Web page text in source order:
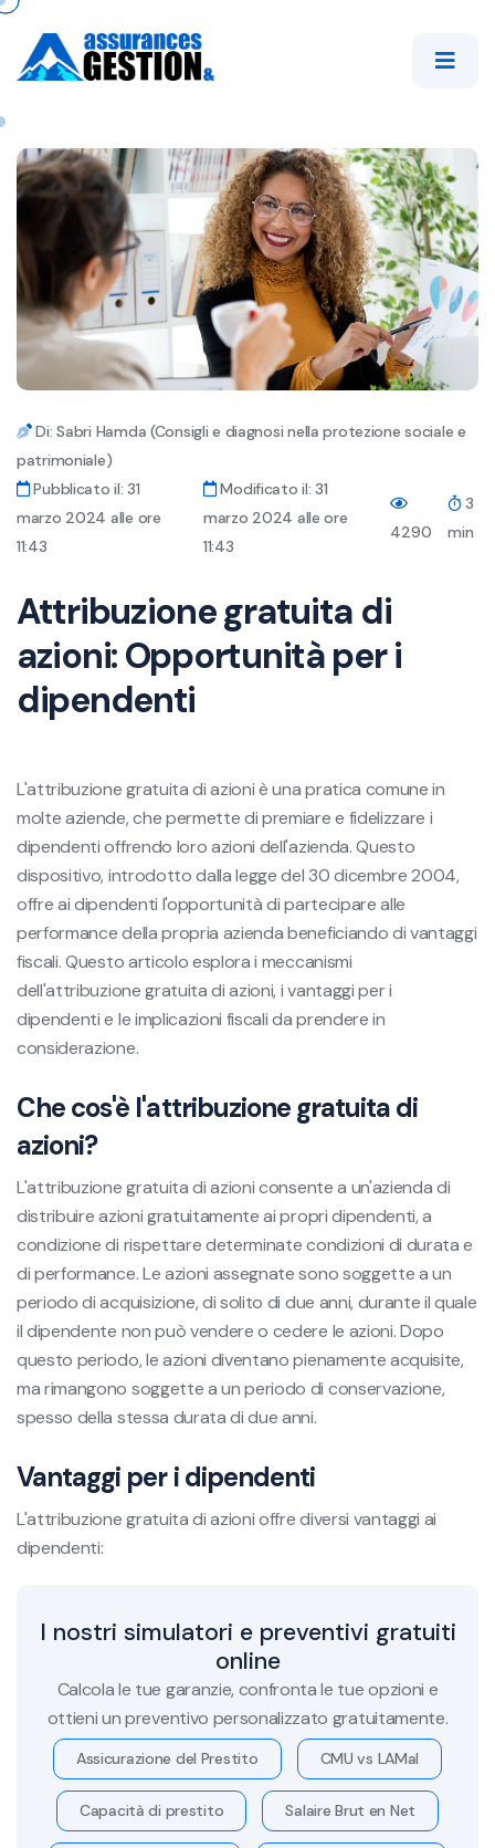
Di: Sabri Hamda (Consigli e diagnosi nella protezione sociale e
patrimoniale)
Pubblicato il: 31
marzo 2024 alle ore
11:43
Modificato il: 31
marzo 2024 alle ore
11:43
4290
3
min
Attribuzione gratuita di
azioni: Opportunità per i
dipendenti
L'attribuzione gratuita di azioni è una pratica comune in
molte aziende, che permette di premiare e fidelizzare i
dipendenti offrendo loro azioni dell'azienda. Questo
dispositivo, introdotto dalla legge del 30 dicembre 2004,
offre ai dipendenti l'opportunità di partecipare alle
performance della propria azienda beneficiando di vantaggi
fiscali. Questo articolo esplora i meccanismi
dell'attribuzione gratuita di azioni, i vantaggi per i
dipendenti e le implicazioni fiscali da prendere in
considerazione.
Che cos'è l'attribuzione gratuita di
azioni?
L'attribuzione gratuita di azioni consente a un'azienda di
distribuire azioni gratuitamente ai propri dipendenti, a
condizione di rispettare determinate condizioni di durata e
di performance. Le azioni assegnate sono soggette a un
periodo di acquisizione, di solito di due anni, durante il quale
il dipendente non può vendere o cedere le azioni. Dopo
questo periodo, le azioni diventano pienamente acquisite,
ma rimangono soggette a un periodo di conservazione,
spesso della stessa durata di due anni.
Vantaggi per i dipendenti
L'attribuzione gratuita di azioni offre diversi vantaggi ai
dipendenti:
I nostri simulatori e preventivi gratuiti
online
Calcola le tue garanzie, confronta le tue opzioni e
ottieni un preventivo personalizzato gratuitamente.
Assicurazione del Prestito CMU vs LAMal
Capacità di prestito Salaire Brut en Net